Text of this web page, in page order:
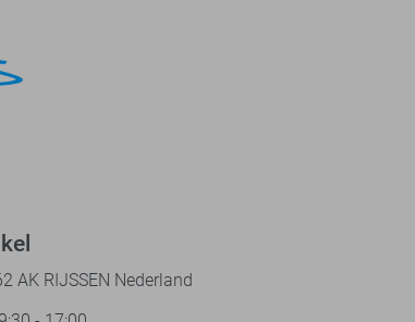
AK RIJSSEN Nederland